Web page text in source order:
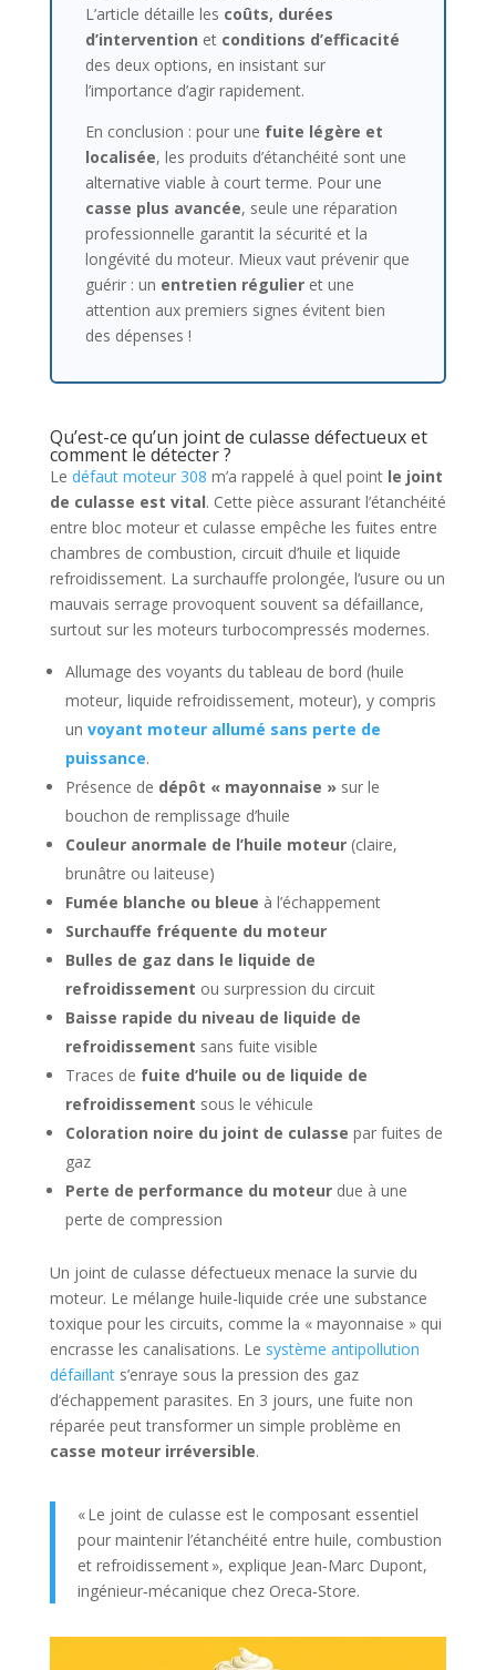
L’article détaille les coûts, durées
d’intervention et conditions d’efficacité
des deux options, en insistant sur
l’importance d’agir rapidement.
En conclusion : pour une fuite légère et
localisée, les produits d’étanchéité sont une
alternative viable à court terme. Pour une
casse plus avancée, seule une réparation
professionnelle garantit la sécurité et la
longévité du moteur. Mieux vaut prévenir que
guérir : un entretien régulieret une
attention aux premiers signes évitent bien
des dépenses !
Qu’est-ce qu’un joint de culasse défectueux et
comment le détecter ?
Le défaut moteur 308 m’a rappelé à quel point le joint
de culasse est vital. Cette pièce assurant l’étanchéité
entre bloc moteur et culasse empêche les fuites entre
chambres de combustion, circuit d’huile et liquide
refroidissement. La surchauffe prolongée, l’usure ou un
mauvais serrage provoquent souvent sa défaillance,
surtout sur les moteurs turbocompressés modernes.
Allumage des voyants du tableau de bord (huile
moteur, liquide refroidissement, moteur), y compris
un voyant moteur allumé sans perte de
puissance.
Présence de dépôt « mayonnaise »sur le
bouchon de remplissage d’huile
Couleur anormale de l’huile moteur(claire,
brunâtre ou laiteuse)
Fumée blanche ou bleue à l’échappement
Surchauffe fréquente du moteur
Bulles de gaz dans le liquide de
refroidissement ou surpression du circuit
Baisse rapide du niveau de liquide de
refroidissement sans fuite visible
Traces de fuite d’huile ou de liquide de
refroidissement sous le véhicule
Coloration noire du joint de culasse par fuites de
gaz
Perte de performance du moteurdue à une
perte de compression
Un joint de culasse défectueux menace la survie du
moteur. Le mélange huile-liquide crée une substance
toxique pour les circuits, comme la « mayonnaise » qui
encrasse les canalisations. Le système antipollution
défaillants’enraye sous la pression des gaz
d’échappement parasites. En 3 jours, une fuite non
réparée peut transformer un simple problème en
casse moteur irréversible.
« Le joint de culasse est le composant essentiel
pour maintenir l’étanchéité entre huile, combustion
et refroidissement », explique Jean‑Marc Dupont,
ingénieur‑mécanique chez Oreca‑Store.